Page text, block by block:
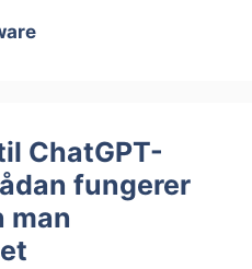
ChatGPT-
fungerer
man